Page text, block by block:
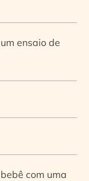
ensaio de
com uma